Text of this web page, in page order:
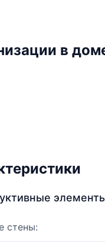
в
стены: